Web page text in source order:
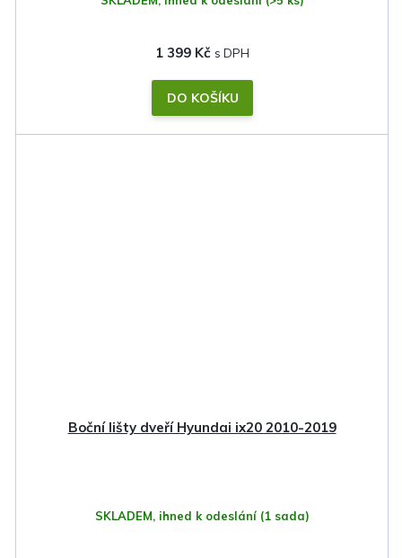
1 399 Kč
DO KOŠÍKU
Boční lišty dveří Hyundai ix20 2010-2019
SKLADEM, ihned k odeslání (1 sada)